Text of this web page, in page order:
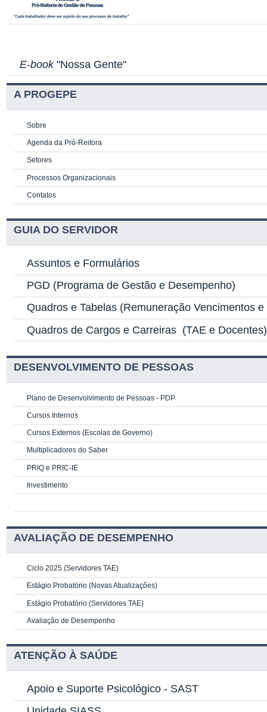
E-book"Nossa Gente"
A PROGEPE
Sobre
Agenda da Pró-Reitora
Setores
Processos Organizacionais
Contatos
GUIA DO SERVIDOR
Assuntos e Formulários
PGD (Programa de Gestão e Desempenho)
Quadros e Tabelas (Remuneração Vencimentos
Quadros de Cargos e Carreiras (TAE e Docentes)
DESENVOLVIMENTO DE PESSOAS
Plano de Desenvolvimento de Pessoas - PDP
Cursos Internos
Cursos Externos (Escolas de Governo)
Multiplicadores do Saber
PRIQ e PRIC-IE
Investimento
AVALIAÇÃO DE DESEMPENHO
Ciclo 2025 (Servidores TAE)
Estágio Probatório (Novas Atualizações)
Estágio Probatório (Servidores TAE)
Avaliação de Desempenho
ATENÇÃO À SAÚDE
Apoio e Suporte Psicológico - SAST